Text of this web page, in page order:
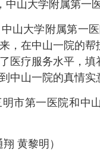
中山大学附属第一
山大学附属第一
，在中山一院的
医疗服务水平，
中山一院的真情实
明市第一医院和中
黄黎明）